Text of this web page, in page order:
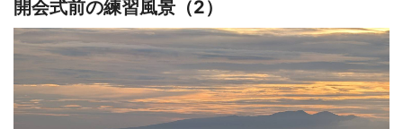
開会式前の練習風景（2）